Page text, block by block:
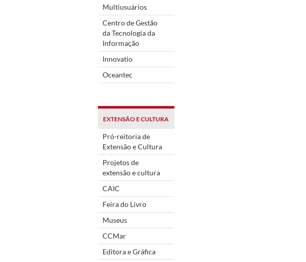
Multiusuários
Centro de Gestão
da Tecnologia da
Informação
Innovatio
Oceantec
EXTENSÃO E CULTURA
Pró-reitoria de
Extensão e Cultura
Projetos de
extensão e cultura
CAIC
Feira do Livro
Museus
CCMar
Editora e Gráfica